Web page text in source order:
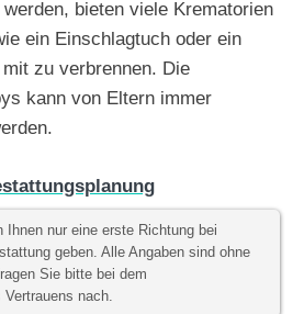
bieten viele Krematorien
ein Einschlagtuch oder ein
zu verbrennen. Die
kann von Eltern immer
Ihnen nur eine erste Richtung bei
geben. Alle Angaben sind ohne
Sie bitte bei dem
nach.